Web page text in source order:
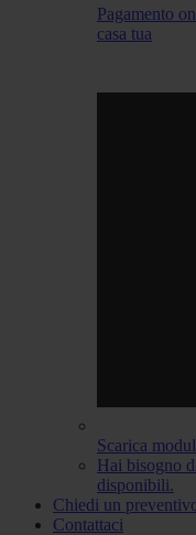
Pagamento
casa tua
Scarica
Hai bisogno
disponibili.
Chiedi un
Contattaci